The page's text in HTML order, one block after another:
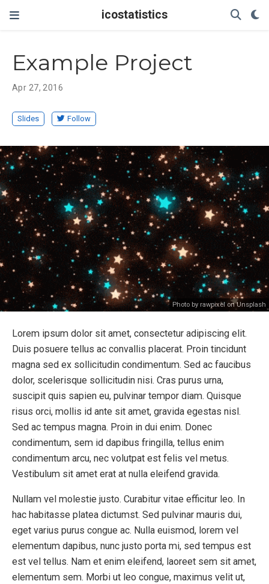
icostatistics
Example Project
Apr 27, 2016
Slides Follow
Photo by rawpixel on Unsplash
Lorem ipsum dolor sit amet, consectetur adipiscing elit.
Duis posuere tellus ac convallis placerat. Proin tincidunt
magna sed ex sollicitudin condimentum. Sed ac faucibus
dolor, scelerisque sollicitudin nisi. Cras purus urna,
suscipit quis sapien eu, pulvinar tempor diam. Quisque
risus orci, mollis id ante sit amet, gravida egestas nisl.
Sed ac tempus magna. Proin in dui enim. Donec
condimentum, sem id dapibus fringilla, tellus enim
condimentum arcu, nec volutpat est felis vel metus.
Vestibulum sit amet erat at nulla eleifend gravida.
Nullam vel molestie justo. Curabitur vitae efficitur leo. In
hac habitasse platea dictumst. Sed pulvinar mauris dui,
eget varius purus congue ac. Nulla euismod, lorem vel
elementum dapibus, nunc justo porta mi, sed tempus est
est vel tellus. Nam et enim eleifend, laoreet sem sit amet,
elementum sem. Morbi ut leo congue, maximus velit ut,